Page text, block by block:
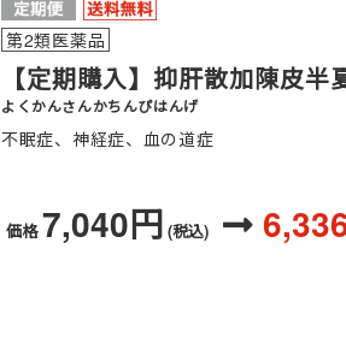
第2類医薬品
【定期購入】抑肝散加陳皮
よくかんさんかちんぴはんげ
不眠症、神経症、血の道症
価格 7,040円 (税込)